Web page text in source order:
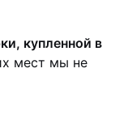
купленной в
мест мы не